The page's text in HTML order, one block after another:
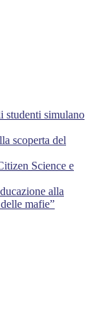
studenti simulano
scoperta del
Science e
alla
mafie”